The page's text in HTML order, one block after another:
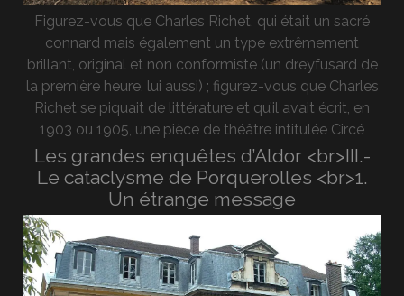
Figurez-vous que Charles Richet, qui était un sacré
connard mais également un type extrêmement
brillant, original et non conformiste (un dreyfusard de
la première heure, lui aussi) ; figurez-vous que Charles
Richet se piquait de littérature et qu’il avait écrit, en
1903 ou 1905, une pièce de théâtre intitulée Circé
Les grandes enquêtes d’Aldor <br>III.-
Le cataclysme de Porquerolles <br>1.
Un étrange message